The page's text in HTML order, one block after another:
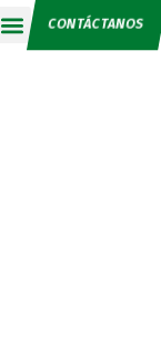
CONTÁCTANOS